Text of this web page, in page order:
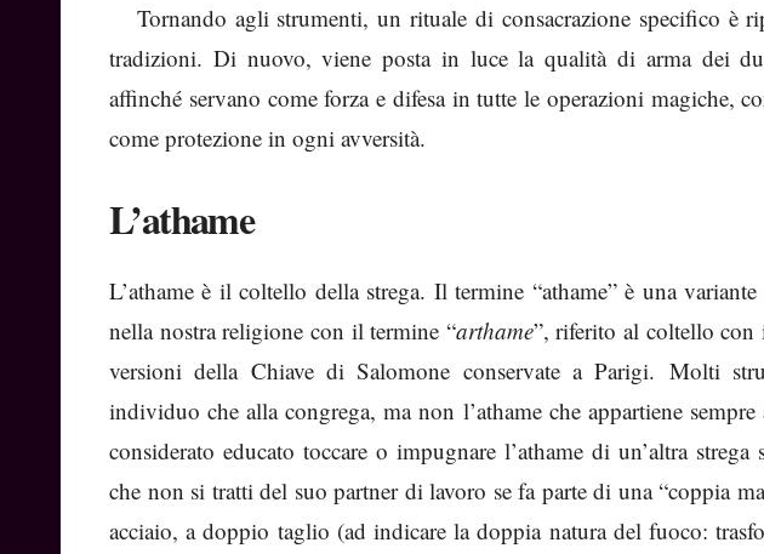
Tornando agli strumenti, un rituale di consacrazione specifico è
tradizioni. Di nuovo, viene posta in luce la qualità di arma dei
affinché servano come forza e difesa in tutte le operazioni
come protezione in ogni avversità.
L’athame
L’athame è il coltello della strega. Il termine “athame” è una
nella nostra religione con il termine “arthame”, riferito al coltello con
versioni della Chiave di Salomone conservate a Parigi. Molti
individuo che alla congrega, ma non l’athame che appartiene
considerato educato toccare o impugnare l’athame di un’altra
che non si tratti del suo partner di lavoro se fa parte di una “coppia
acciaio, a doppio taglio (ad indicare la doppia natura del fuoco: